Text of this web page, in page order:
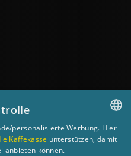
GERMAN
personalisierte Werbung. Hier
Kaffekasse unterstützen, damit
anbieten können.